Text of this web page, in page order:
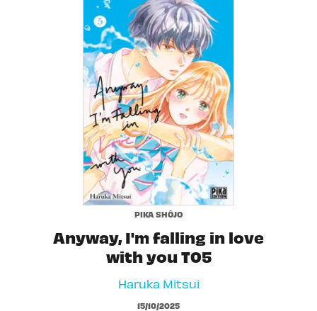
PIKA SHÔJO
Anyway, I'm falling in love
with you T05
Haruka Mitsui
15/10/2025